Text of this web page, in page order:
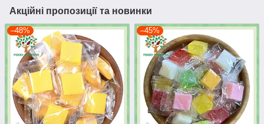
Акційні пропозиції та новинки
–48% –45%